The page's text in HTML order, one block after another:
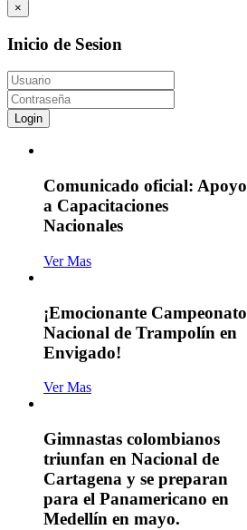
×
Inicio de Sesion
Login
Comunicado oficial: Apoyo
a Capacitaciones
Nacionales
Ver Mas
¡Emocionante Campeonato
Nacional de Trampolín en
Envigado!
Ver Mas
Gimnastas colombianos
triunfan en Nacional de
Cartagena y se preparan
para el Panamericano en
Medellín en mayo.